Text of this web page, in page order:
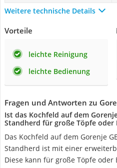
Weitere technische Details
Vorteile
leichte Reinigung
leichte Bedienung
Fragen und Antworten zu
Ist das Kochfeld auf dem
Standherd für große Töpfe oder
Das Kochfeld auf dem Gorenje
Standherd ist mit einer
Diese kann für große Töpfe